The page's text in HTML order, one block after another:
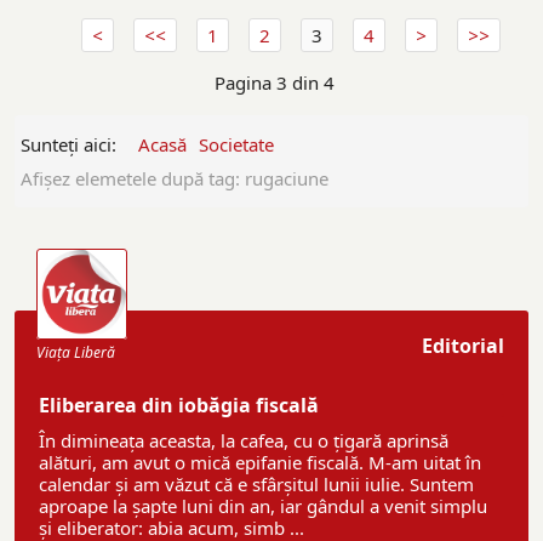
1 2 3
4
Pagina 3 din 4
Sunteți aici: Acasă Societate
Afişez elemetele după tag: rugaciune
Editorial
Viaţa Liberă
Eliberarea din iobăgia fiscală
În dimineața aceasta, la cafea, cu o țigară aprinsă
alături, am avut o mică epifanie fiscală. M-am uitat în
calendar și am văzut că e sfârșitul lunii iulie. Suntem
aproape la șapte luni din an, iar gândul a venit simplu
și eliberator: abia acum, simb ...